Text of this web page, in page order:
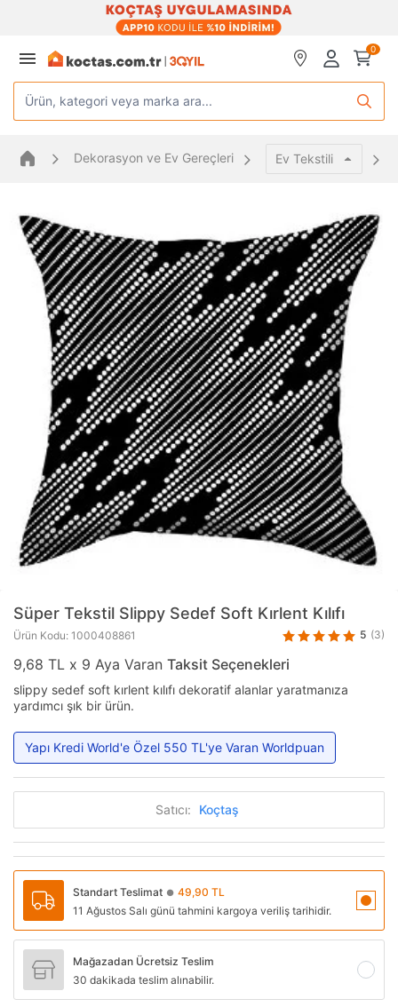
0
Ürün, kategori veya marka ara...
Dekorasyon ve Ev Gereçleri Ev Tekstili
Süper Tekstil Slippy Sedef Soft Kırlent Kılıfı
Ürün Kodu: 1000408861 5 (3)
9,68 TL x 9 Aya Varan Taksit Seçenekleri
slippy sedef soft kırlent kılıfı dekoratif alanlar yaratmanıza
yardımcı şık bir ürün.
Yapı Kredi World'e Özel 550 TL'ye Varan Worldpuan
Satıcı: Koçtaş
Standart Teslimat ● 49,90 TL
11 Ağustos Salı günü tahmini kargoya veriliş tarihidir.
Mağazadan Ücretsiz Teslim
30 dakikada teslim alınabilir.